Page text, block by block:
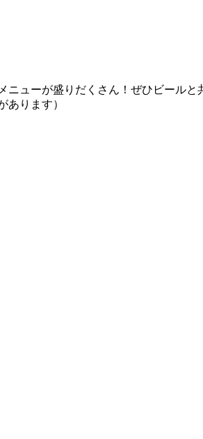
ューが盛りだくさん！ぜひビールと
あります）